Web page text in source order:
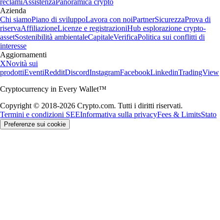
reclamiAssistenza Panoramica crypto
Azienda
Chi siamoPiano di sviluppoLavora con noiPartnerSicurezzaProva di
riservaAffiliazioneLicenze e registrazioniHub esplorazione crypto-
assetSostenibilità ambientaleCapitaleVerificaPolitica sui conflitti di
interesse
Aggiornamenti
XNovità sui
prodottiEventiRedditDiscordInstagramFacebookLinkedinTradingView
Cryptocurrency in Every Wallet™
Copyright © 2018-2026 Crypto.com. Tutti i diritti riservati.
Termini e condizioni SEEInformativa sulla privacyFees & LimitsStato
Preferenze sui cookie